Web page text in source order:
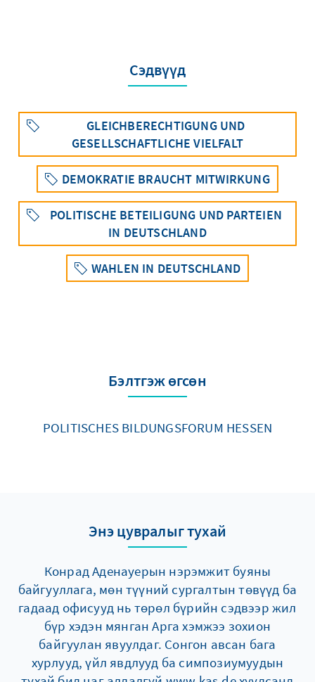
Сэдвүүд
GLEICHBERECHTIGUNG UND
GESELLSCHAFTLICHE VIELFALT
DEMOKRATIE BRAUCHT MITWIRKUNG
POLITISCHE BETEILIGUNG UND PARTEIEN
IN DEUTSCHLAND
WAHLEN IN DEUTSCHLAND
Бэлтгэж өгсөн
POLITISCHES BILDUNGSFORUM HESSEN
Энэ цувралыг тухай
Конрад Аденауерын нэрэмжит буяны
байгууллага, мөн түүний сургалтын төвүүд ба
гадаад офисууд нь төрөл бүрийн сэдвээр жил
бүр хэдэн мянган Арга хэмжээ зохион
байгуулан явуулдаг. Сонгон авсан бага
хурлууд, үйл явдлууд ба симпозиумуудын